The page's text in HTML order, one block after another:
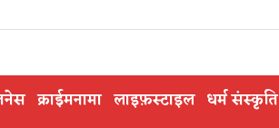
क्राईमनामा लाइफ़स्टाइल धर्म संस्कृति